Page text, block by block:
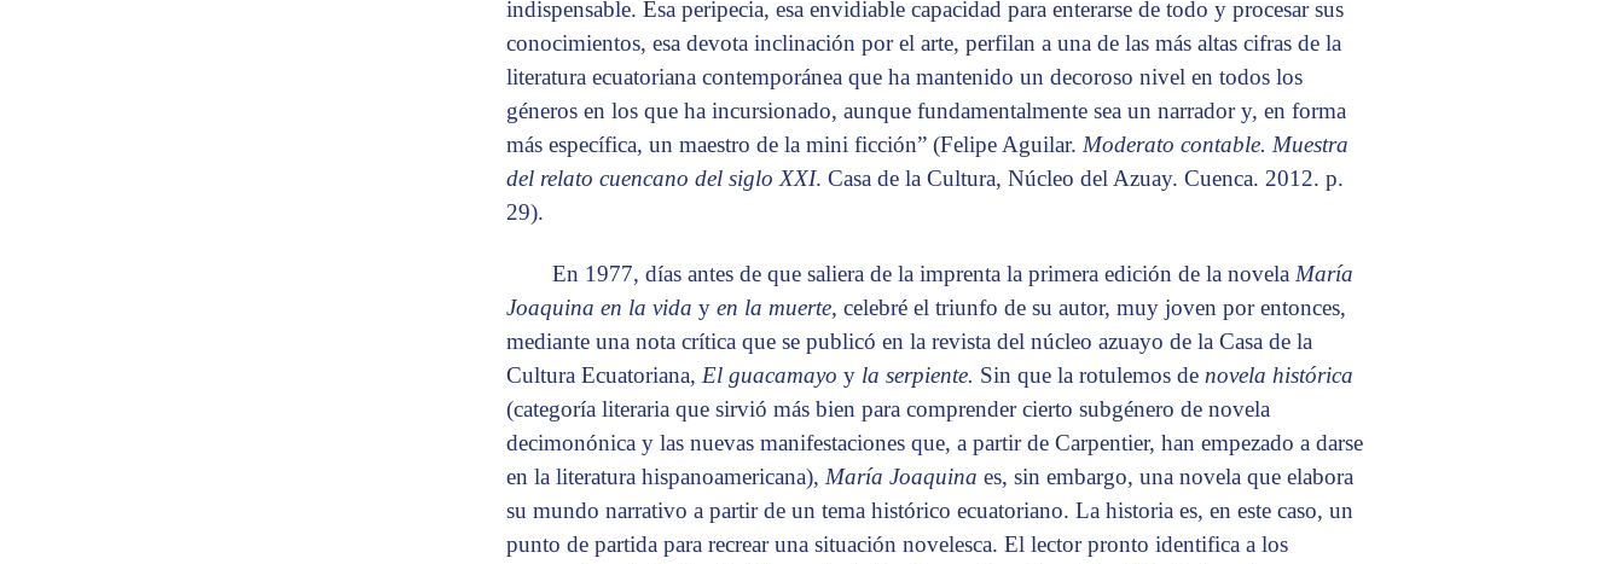
indispensable. Esa peripecia, esa envidiable capacidad para enterarse de todo y procesar sus
conocimientos, esa devota inclinación por el arte, perfilan a una de las más altas cifras de la
literatura ecuatoriana contemporánea que ha mantenido un decoroso nivel en todos los
géneros en los que ha incursionado, aunque fundamentalmente sea un narrador y, en forma
más específica, un maestro de la mini ficción” (Felipe Aguilar. Moderato contable. Muestra
del relato cuencano del siglo XXI. Casa de la Cultura, Núcleo del Azuay. Cuenca. 2012. p.
29).
En 1977, días antes de que saliera de la imprenta la primera edición de la novelaMaría
Joaquina en la vida y en la muerte, celebré el triunfo de su autor, muy joven por entonces,
mediante una nota crítica que se publicó en la revista del núcleo azuayo de la Casa de la
Cultura Ecuatoriana, El guacamayo y la serpiente. Sin que la rotulemos de novela histórica
(categoría literaria que sirvió más bien para comprender cierto subgénero de novela
decimonónica y las nuevas manifestaciones que, a partir de Carpentier, han empezado a darse
en la literatura hispanoamericana), María Joaquina es, sin embargo, una novela que elabora
su mundo narrativo a partir de un tema histórico ecuatoriano. La historia es, en este caso, un
punto de partida para recrear una situación novelesca. El lector pronto identifica a los